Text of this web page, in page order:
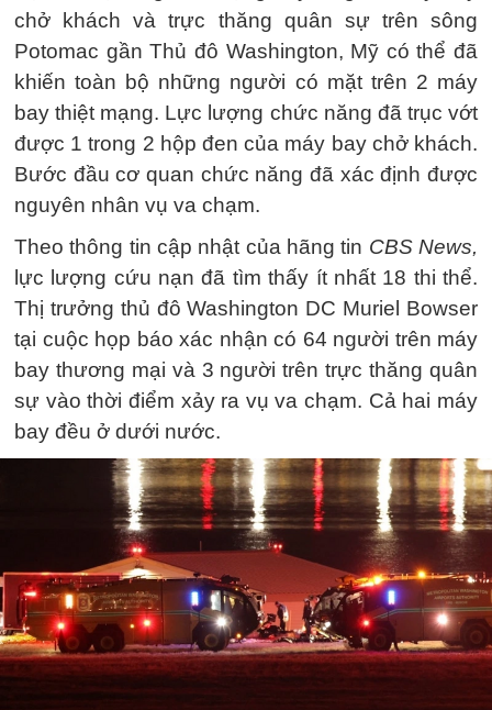
chở khách và trực thăng quân sự trên sông
Potomac gần Thủ đô Washington, Mỹ có thể đã
khiến toàn bộ những người có mặt trên 2 máy
bay thiệt mạng. Lực lượng chức năng đã trục vớt
được 1 trong 2 hộp đen của máy bay chở khách.
Bước đầu cơ quan chức năng đã xác định được
nguyên nhân vụ va chạm.
Theo thông tin cập nhật của hãng tin CBS News,
lực lượng cứu nạn đã tìm thấy ít nhất 18 thi thể.
Thị trưởng thủ đô Washington DC Muriel Bowser
tại cuộc họp báo xác nhận có 64 người trên máy
bay thương mại và 3 người trên trực thăng quân
sự vào thời điểm xảy ra vụ va chạm. Cả hai máy
bay đều ở dưới nước.